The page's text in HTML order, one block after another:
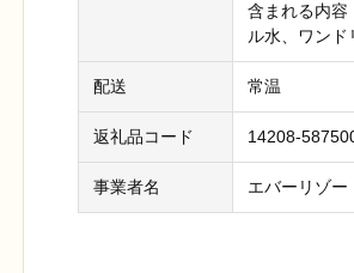
含まれる内容
ル水、ワン
配送 常温
返礼品コード 14208-
事業者名 エバーリゾー